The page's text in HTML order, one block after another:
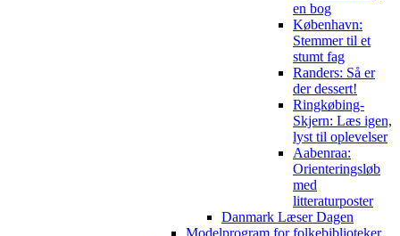
en bog
København:
Stemmer til et
stumt fag
Randers: Så er
der dessert!
Ringkøbing-
Skjern: Læs igen,
lyst til oplevelser
Aabenraa:
Orienteringsløb
med
litteraturposter
Danmark Læser Dagen
Modelprogram for folkebiblioteker